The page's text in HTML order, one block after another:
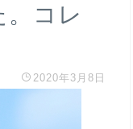
コレ
2020年3月8日